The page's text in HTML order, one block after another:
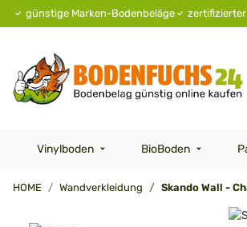
günstige Marken-Bodenbeläge
Vinylboden BioBoden
HOME Wandverkleidung